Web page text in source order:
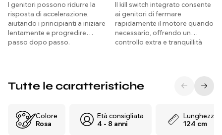
I genitori possono ridurre la
risposta di accelerazione,
aiutando i principianti a iniziare
lentamente e progredire
passo dopo passo.
Il kill switch integrato consente
ai genitori di fermare
rapidamente il motore quando
necessario, offrendo un
controllo extra e tranquillità
Tutte le caratteristiche
Colore
Rosa
Età consigliata
4 - 8 anni
Lunghezza
124 cm